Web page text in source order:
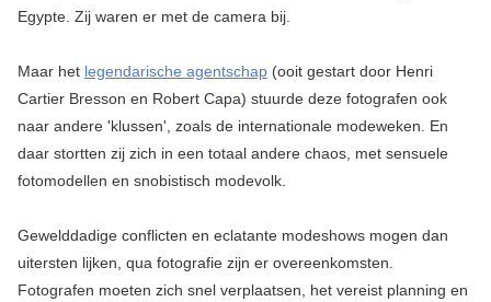
Egypte. Zij waren er met de camera bij.
Maar het legendarische agentschap(ooit gestart door Henri
Cartier Bresson en Robert Capa) stuurde deze fotografen ook
naar andere 'klussen', zoals de internationale modeweken. En
daar stortten zij zich in een totaal andere chaos, met sensuele
fotomodellen en snobistisch modevolk.
Gewelddadige conflicten en eclatante modeshows mogen dan
uitersten lijken, qua fotografie zijn er overeenkomsten.
Fotografen moeten zich snel verplaatsen, het vereist planning en